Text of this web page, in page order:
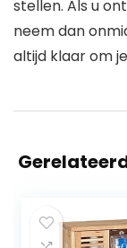
stellen. Als u
neem dan
altijd klaar om